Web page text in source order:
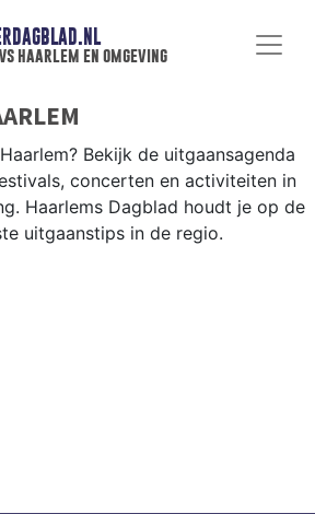
haarlem en omgeving
Bekijk de uitgaansagenda
concerten en activiteiten in
Haarlems Dagblad houdt je op de
uitgaanstips in de regio.